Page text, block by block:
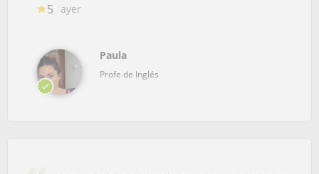
5 ayer
Paula
Profe de Inglés